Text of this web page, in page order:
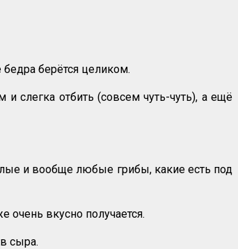
берётся целиком.
слегка отбить (совсем чуть-чуть), а ещё
и вообще любые грибы, какие есть под
вкусно получается.
сыра.